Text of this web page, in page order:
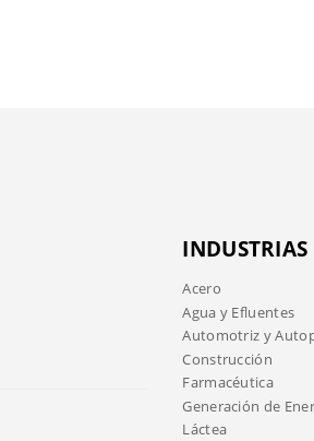
INDUSTRIAS
Acero
Agua y Efluentes
Automotriz y
Construcción
Farmacéutica
Generación de
Láctea